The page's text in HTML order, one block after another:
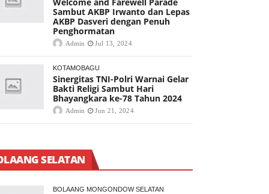
Sambut AKBP Irwanto dan Lepas
AKBP Dasveri dengan Penuh
Penghormatan
Admin Jul 13, 2024
KOTAMOBAGU
Sinergitas TNI-Polri Warnai Gelar
Bakti Religi Sambut Hari
Bhayangkara ke-78 Tahun 2024
Admin Jun 21, 2024
SELATAN
BOLAANG MONGONDOW SELATAN